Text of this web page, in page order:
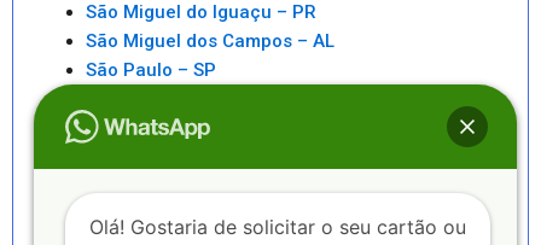
São Miguel do Iguaçu – PR
São Miguel dos Campos – AL
São Paulo – SP
São Sebastiao – SP
Senhor do Bonfim – BA
Olá! Gostaria de solicitar o seu cartão ou